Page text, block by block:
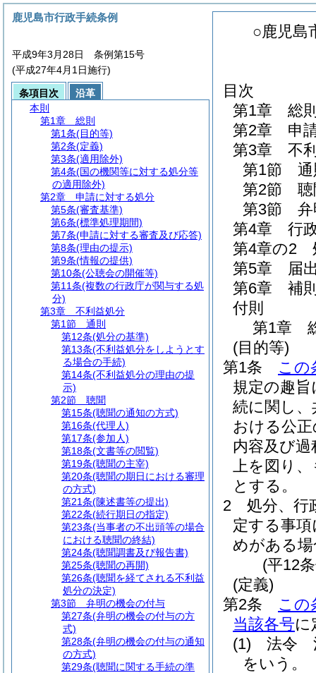
○鹿児島
目次
第1章
総
第2章
申
第3章
不
第1節
第2節
第3節
第4章
行
第4章の2
第5章
届
第6章
補
付則
第1章
(目的等)
第1条
この
規定の趣
続に関し
おける公
内容及び
上を図り
とする。
2
処分、行
定する事
めがある
(平12
(定義)
第2条
この
当該各号に
(1)
法令
をいう。
鹿児島市行政手続条例
平成9年3月28日 条例第15号
(平成27年4月1日施行)
条項目次
沿革
本則
第1章
総則
第1条(目的等)
第2条(定義)
第3条(適用除外)
第4条(国の機関等に対する処分等
の適用除外)
第2章
申請に対する処分
第5条(審査基準)
第6条(標準処理期間)
第7条(申請に対する審査及び応答)
第8条(理由の提示)
第9条(情報の提供)
第10条(公聴会の開催等)
第11条(複数の行政庁が関与する処
分)
第3章
不利益処分
第1節
通則
第12条(処分の基準)
第13条(不利益処分をしようとす
る場合の手続)
第14条(不利益処分の理由の提
示)
第2節
聴聞
第15条(聴聞の通知の方式)
第16条(代理人)
第17条(参加人)
第18条(文書等の閲覧)
第19条(聴聞の主宰)
第20条(聴聞の期日における審理
の方式)
第21条(陳述書等の提出)
第22条(続行期日の指定)
第23条(当事者の不出頭等の場合
における聴聞の終結)
第24条(聴聞調書及び報告書)
第25条(聴聞の再開)
第26条(聴聞を経てされる不利益
処分の決定)
第3節
弁明の機会の付与
第27条(弁明の機会の付与の方
式)
第28条(弁明の機会の付与の通知
の方式)
第29条(聴聞に関する手続の準